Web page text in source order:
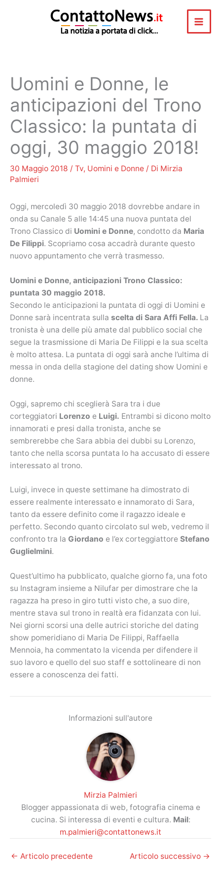
Uomini e Donne, le
anticipazioni del Trono
Classico: la puntata di
oggi, 30 maggio 2018!
30 Maggio 2018 / Tv, Uomini e Donne / Di Mirzia
Palmieri
Oggi, mercoledì 30 maggio 2018 dovrebbe andare in
onda su Canale 5 alle 14:45 una nuova puntata del
Trono Classico di Uomini e Donne, condotto da Maria
De Filippi. Scopriamo cosa accadrà durante questo
nuovo appuntamento che verrà trasmesso.
Uomini e Donne, anticipazioni Trono Classico:
puntata 30 maggio 2018.
Secondo le anticipazioni la puntata di oggi di Uomini e
Donne sarà incentrata sulla scelta di Sara Affi Fella. La
tronista è una delle più amate dal pubblico social che
segue la trasmissione di Maria De Filippi e la sua scelta
è molto attesa. La puntata di oggi sarà anche l’ultima di
messa in onda della stagione del dating show Uomini e
donne.
Oggi, sapremo chi sceglierà Sara tra i due
corteggiatori Lorenzo e Luigi. Entrambi si dicono molto
innamorati e presi dalla tronista, anche se
sembrerebbe che Sara abbia dei dubbi su Lorenzo,
tanto che nella scorsa puntata lo ha accusato di essere
interessato al trono.
Luigi, invece in queste settimane ha dimostrato di
essere realmente interessato e innamorato di Sara,
tanto da essere definito come il ragazzo ideale e
perfetto. Secondo quanto circolato sul web, vedremo il
confronto tra la Giordano e l’ex corteggiattore Stefano
Guglielmini.
Quest’ultimo ha pubblicato, qualche giorno fa, una foto
su Instagram insieme a Nilufar per dimostrare che la
ragazza ha preso in giro tutti visto che, a suo dire,
mentre stava sul trono in realtà era fidanzata con lui.
Nei giorni scorsi una delle autrici storiche del dating
show pomeridiano di Maria De Filippi, Raffaella
Mennoia, ha commentato la vicenda per difendere il
suo lavoro e quello del suo staff e sottolineare di non
essere a conoscenza dei fatti.
Informazioni sull'autore
Mirzia Palmieri
Blogger appassionata di web, fotografia cinema e
cucina. Si interessa di eventi e cultura. Mail:
m.palmieri@contattonews.it
← Articolo precedente Articolo successivo →